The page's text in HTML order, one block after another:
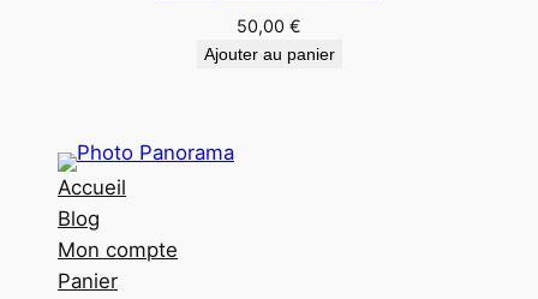
50,00 €
Ajouter au panier
Accueil
Blog
Mon compte
Panier